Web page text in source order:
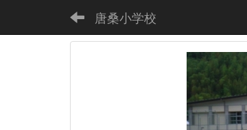
唐桑小学校